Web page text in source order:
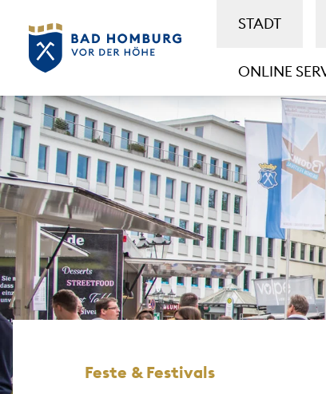
STADT
ONLINE
Feste & Festivals